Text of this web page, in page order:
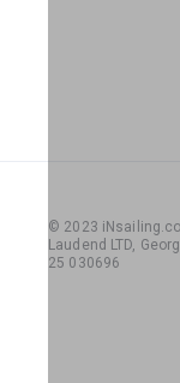
© 2023
Laudend LTD,
25 030696